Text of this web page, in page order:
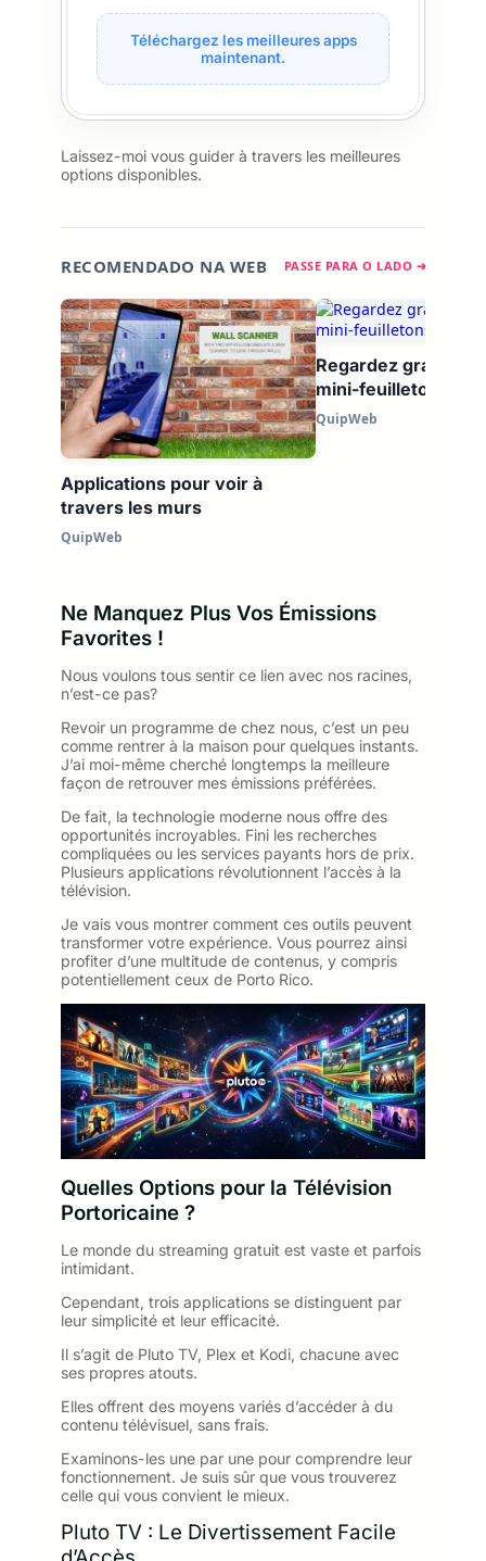
Téléchargez les meilleures apps
maintenant.
Laissez-moi vous guider à travers les meilleures
options disponibles.
RECOMENDADO NA WEB PASSE PARA O LADO ➔
Applications pour voir à
travers les murs
QuipWeb
Regardez
mini-feuilletons en
QuipWeb
Ne Manquez Plus Vos Émissions
Favorites !
Nous voulons tous sentir ce lien avec nos racines,
n’est-ce pas?
Revoir un programme de chez nous, c’est un peu
comme rentrer à la maison pour quelques instants.
J’ai moi-même cherché longtemps la meilleure
façon de retrouver mes émissions préférées.
De fait, la technologie moderne nous offre des
opportunités incroyables. Fini les recherches
compliquées ou les services payants hors de prix.
Plusieurs applications révolutionnent l’accès à la
télévision.
Je vais vous montrer comment ces outils peuvent
transformer votre expérience. Vous pourrez ainsi
profiter d’une multitude de contenus, y compris
potentiellement ceux de Porto Rico.
Quelles Options pour la Télévision
Portoricaine ?
Le monde du streaming gratuit est vaste et parfois
intimidant.
Cependant, trois applications se distinguent par
leur simplicité et leur efficacité.
Il s’agit de Pluto TV, Plex et Kodi, chacune avec
ses propres atouts.
Elles offrent des moyens variés d’accéder à du
contenu télévisuel, sans frais.
Examinons-les une par une pour comprendre leur
fonctionnement. Je suis sûr que vous trouverez
celle qui vous convient le mieux.
Pluto TV : Le Divertissement Facile